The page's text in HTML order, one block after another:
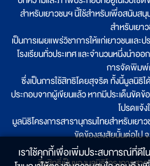
สำหรับเยาวชนฯ นี้ใช้สำหรับเพื่อสนับส
สำหรับเยา
เป็นการเผยแพร่วิชาการให้แก่เยาวชนและ
โรงเรียนทั่วประเทศ และจำนวนหนึ่งนำอ
การจัดพิมพ์
ซึ่งเป็นการใช้สิทธิโดยสุจริต ทั้งนี้มูลนิ
ประกอบจากผู้เขียนแล้ว หากมีประเด็นขัดข้
โปรดแจ้ง
มูลนิธิโครงการสารานุกรมไทยสำหรับเย
ขัดข้องสงสัยนั้นต่อไป
ลิขสิทธิ์เป็นของมูลนิธิโครงการสา
เราใช้คุกกี้เพื่อเพิ่มประสบการณ์ที่ดีใ